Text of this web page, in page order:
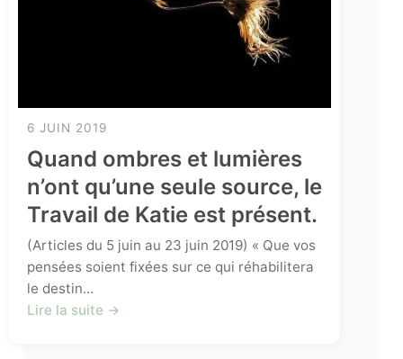
6 JUIN 2019
Quand ombres et lumières
n’ont qu’une seule source, le
Travail de Katie est présent.
(Articles du 5 juin au 23 juin 2019) « Que vos
pensées soient fixées sur ce qui réhabilitera
le destin…
Lire la suite →